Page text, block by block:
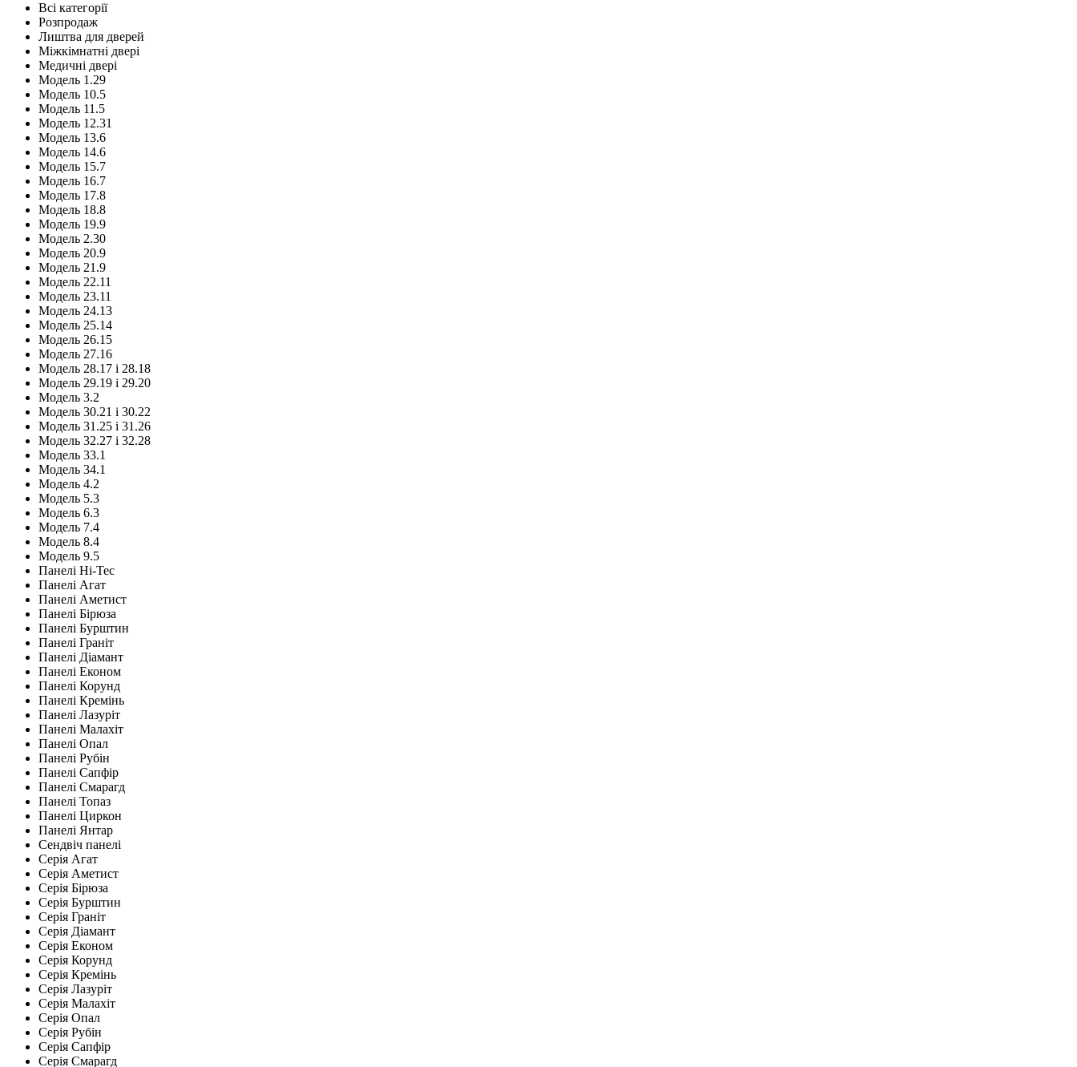
Всі категорії
Розпродаж
Лиштва для дверей
Міжкімнатні двері
Медичні двері
Модель 1.29
Модель 10.5
Модель 11.5
Модель 12.31
Модель 13.6
Модель 14.6
Модель 15.7
Модель 16.7
Модель 17.8
Модель 18.8
Модель 19.9
Модель 2.30
Модель 20.9
Модель 21.9
Модель 22.11
Модель 23.11
Модель 24.13
Модель 25.14
Модель 26.15
Модель 27.16
Модель 28.17 і 28.18
Модель 29.19 і 29.20
Модель 3.2
Модель 30.21 і 30.22
Модель 31.25 і 31.26
Модель 32.27 і 32.28
Модель 33.1
Модель 34.1
Модель 4.2
Модель 5.3
Модель 6.3
Модель 7.4
Модель 8.4
Модель 9.5
Панелі Hi-Tec
Панелі Агат
Панелі Аметист
Панелі Бірюза
Панелі Бурштин
Панелі Граніт
Панелі Діамант
Панелі Економ
Панелі Корунд
Панелі Кремінь
Панелі Лазуріт
Панелі Малахіт
Панелі Опал
Панелі Рубін
Панелі Сапфір
Панелі Смарагд
Панелі Топаз
Панелі Циркон
Панелі Янтар
Сендвіч панелі
Серія Агат
Серія Аметист
Серія Бірюза
Серія Бурштин
Серія Граніт
Серія Діамант
Серія Економ
Серія Корунд
Серія Кремінь
Серія Лазуріт
Серія Малахіт
Серія Опал
Серія Рубін
Серія Сапфір
Серія Смарагд